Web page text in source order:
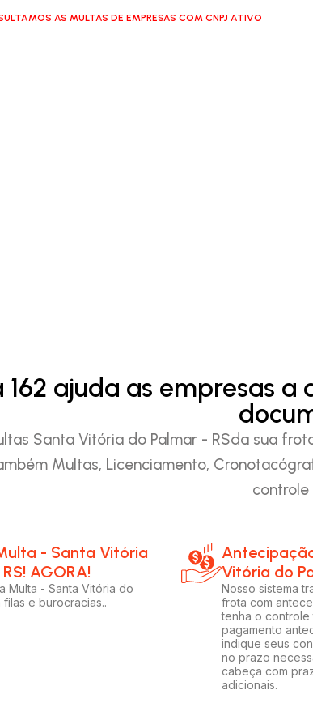
AS MULTAS DE EMPRESAS COM CNPJ ATIVO
162 ajuda as empresas
Santa Vitória do Palmar - RSda sua
Multas, Licenciamento,
- Santa Vitória
AGORA!​
Multa - Santa Vitória do
filas e burocracias..
Vitória do
Nosso sistema
frota com
tenha o controle
pagamento
indique seus
no prazo
cabeça com
adicionais.